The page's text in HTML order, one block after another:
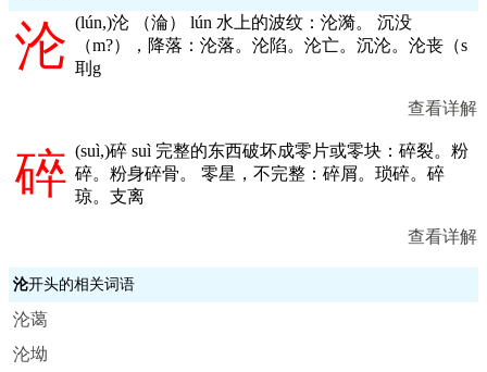
沦 (lún,)沦 （淪） lún 水上的波纹：沦漪。 沉没
（m?），降落：沦落。沦陷。沦亡。沉沦。沦丧（s
刵g
查看详解
碎 (suì,)碎 suì 完整的东西破坏成零片或零块：碎裂。粉
碎。粉身碎骨。 零星，不完整：碎屑。琐碎。碎
琼。支离
查看详解
沦开头的相关词语
沦蔼
沦坳